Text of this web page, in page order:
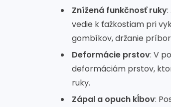
Znížená funkčnosť ruky
vedie k ťažkostiam pri
gombíkov, držanie
Deformácie prstov: V
deformáciám prstov,
ruky.
Zápal a opuch kĺbov: